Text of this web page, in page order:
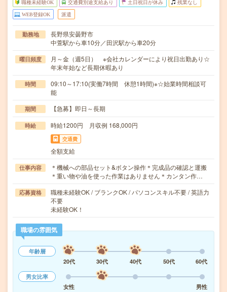
職種未経験OK 交通費別途支給あり 土日祝日が休み 残業なし
WEB登録OK 派遣
勤務地
長野県安曇野市
中萱駅から車10分／田沢駅から車20分
曜日頻度
月～金（週5日） ※会社カレンダーにより祝日出勤あり☆
年末年始など長期休暇あり
時間
09:10～17:10(実働7時間 休憩1時間)※☆始業時間相談可
能
期間 【急募】即日～長期
時給 時給1200円 月収例 168,000円
交通費
全額支給
仕事内容
＊機械への部品セット&ボタン操作＊完成品の確認と運搬
＊重い物や油を使った作業はありません＊カンタン作…
応募資格
職種未経験OK / ブランクOK / パソコンスキル不要 / 英語力
不要
未経験OK！
職場の雰囲気
年齢層
20代
30代 40代 50代
60代
男女比率
女性
男性